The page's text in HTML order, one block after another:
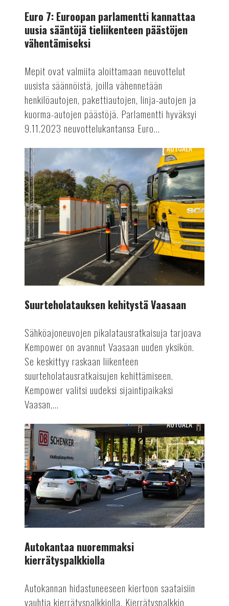
Euro 7: Euroopan parlamentti kannattaa
uusia sääntöjä tieliikenteen päästöjen
vähentämiseksi
Mepit ovat valmiita aloittamaan neuvottelut
uusista säännöistä, joilla vähennetään
henkilöautojen, pakettiautojen, linja-autojen ja
kuorma-autojen päästöjä. Parlamentti hyväksyi
9.11.2023 neuvottelukantansa Euro...
Suurteholatauksen
kehitystä
Vaasaan
AUTOALA
Suurteholatauksen kehitystä Vaasaan
Sähköajoneuvojen pikalatausratkaisuja tarjoava
Kempower on avannut Vaasaan uuden yksikön.
Se keskittyy raskaan liikenteen
suurteholatausratkaisujen kehittämiseen.
Kempower valitsi uudeksi sijaintipaikaksi
Vaasan,...
Autokantaa
nuoremmaksi
kierrätyspalkkiolla
AUTOALA
Autokantaa nuoremmaksi
kierrätyspalkkiolla
Autokannan hidastuneeseen kiertoon saataisiin
vauhtia kierrätyspalkkiolla. Kierrätyspalkkio